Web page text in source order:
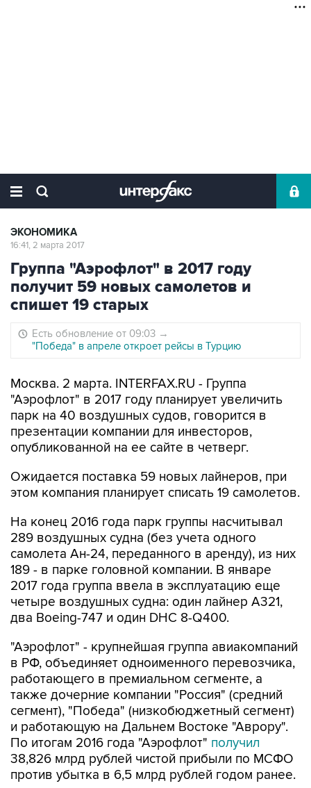
ЭКОНОМИКА
16:41, 2 марта 2017
Группа "Аэрофлот" в 2017 году
получит 59 новых самолетов и
спишет 19 старых
Есть обновление от 09:03 →
"Победа" в апреле откроет рейсы в Турцию
Москва. 2 марта. INTERFAX.RU - Группа
"Аэрофлот" в 2017 году планирует увеличить
парк на 40 воздушных судов, говорится в
презентации компании для инвесторов,
опубликованной на ее сайте в четверг.
Ожидается поставка 59 новых лайнеров, при
этом компания планирует списать 19 самолетов.
На конец 2016 года парк группы насчитывал
289 воздушных судна (без учета одного
самолета Ан-24, переданного в аренду), из них
189 - в парке головной компании. В январе
2017 года группа ввела в эксплуатацию еще
четыре воздушных судна: один лайнер A321,
два Boeing-747 и один DHC 8-Q400.
"Аэрофлот" - крупнейшая группа авиакомпаний
в РФ, объединяет одноименного перевозчика,
работающего в премиальном сегменте, а
также дочерние компании "Россия" (средний
сегмент), "Победа" (низкобюджетный сегмент)
и работающую на Дальнем Востоке "Аврору".
По итогам 2016 года "Аэрофлот" получил
38,826 млрд рублей чистой прибыли по МСФО
против убытка в 6,5 млрд рублей годом ранее.